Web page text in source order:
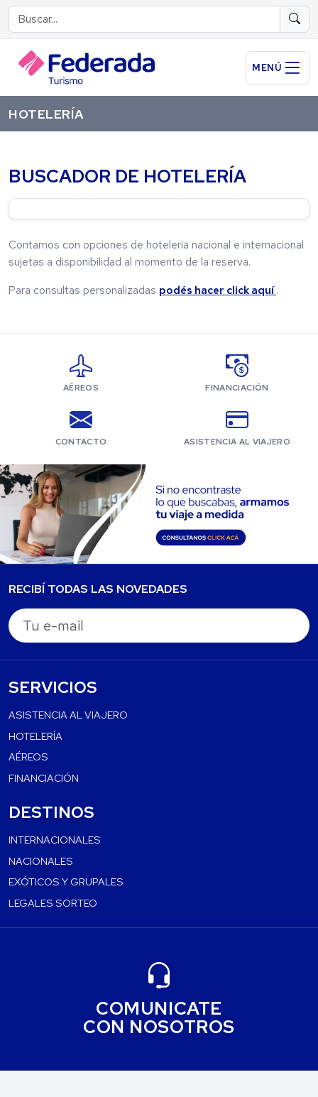
MENÚ
HOTELERÍA
BUSCADOR DE HOTELERÍA
Contamos con opciones de hotelería nacional e internacional
sujetas a disponibilidad al momento de la reserva.
Para consultas personalizadas podés hacer click aquí.
AÉREOS FINANCIACIÓN
CONTACTO ASISTENCIA AL VIAJERO
RECIBÍ TODAS LAS NOVEDADES
SERVICIOS
ASISTENCIA AL VIAJERO
HOTELERÍA
AÉREOS
FINANCIACIÓN
DESTINOS
INTERNACIONALES
NACIONALES
EXÓTICOS Y GRUPALES
LEGALES SORTEO
COMUNICATE
CON NOSOTROS